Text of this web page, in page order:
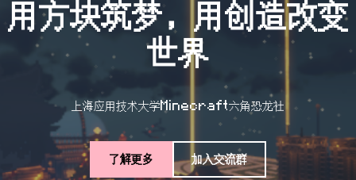
用方块筑梦，用创造改变
世界
上海应用技术大学Minecraft六角恐龙社
了解更多 加入交流群